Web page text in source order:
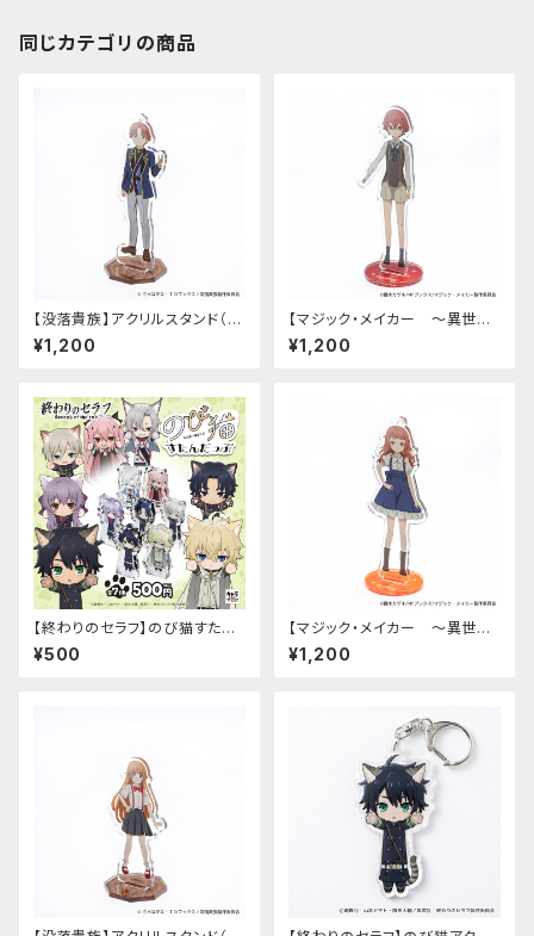
同じカテゴリの商品
【没落貴族】アクリルスタンド（リ
アム）
¥1,200
【マジック・メイカー ～異世界
魔法の作り方～】アクリルスタン
ド（シオン）
¥1,200
【終わりのセラフ】のび猫すたん
だっぷ
¥500
【マジック・メイカー ～異世界
魔法の作り方～】アクリルスタン
ド（マリー）
¥1,200